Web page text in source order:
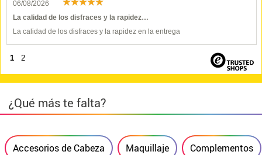
06/08/2026
La calidad de los disfraces y la rapidez…
La calidad de los disfraces y la rapidez en la entrega
1 2
¿Qué más te falta?
Accesorios de Cabeza Maquillaje Complementos